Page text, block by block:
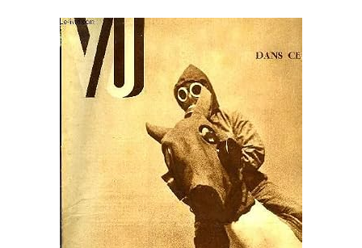
Arte y coleccionismo
Vendedores
Comenzar a vender
CERRAR